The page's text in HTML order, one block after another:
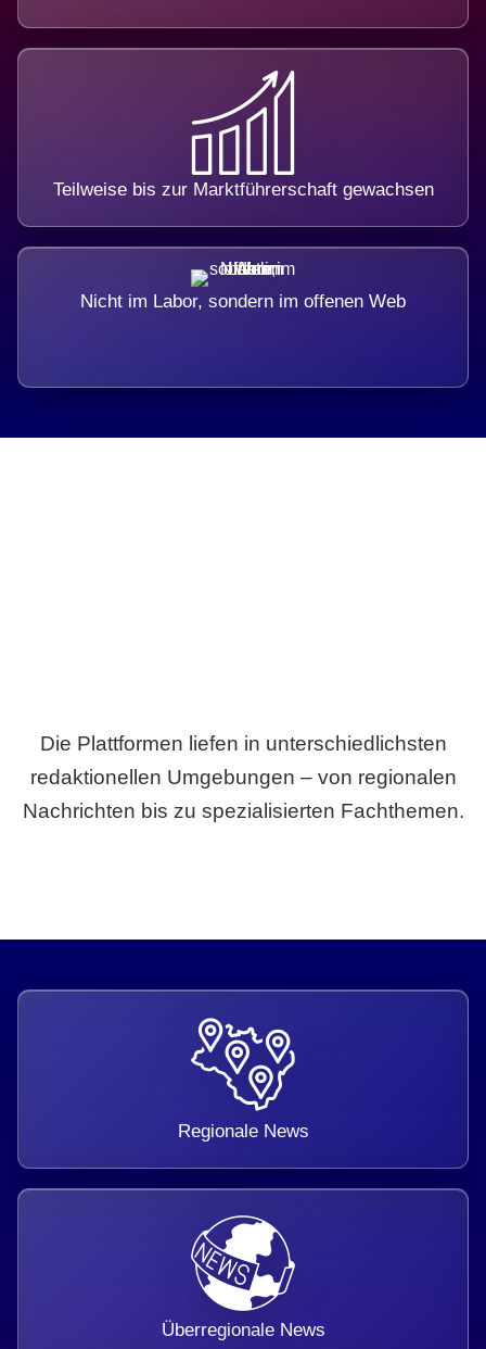
Teilweise bis zur Marktführerschaft gewachsen
Nicht im Labor, sondern im offenen Web
Die Plattformen liefen in unterschiedlichsten
redaktionellen Umgebungen – von regionalen
Nachrichten bis zu spezialisierten Fachthemen.
Regionale News
Überregionale News